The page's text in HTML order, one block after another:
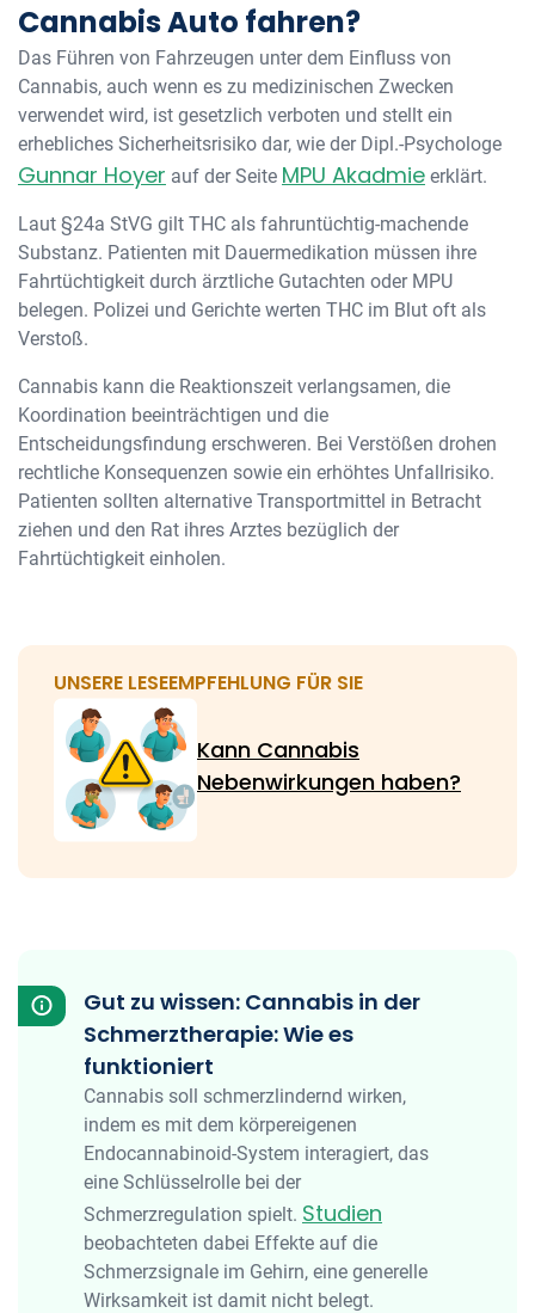
Cannabis Auto fahren?
Das Führen von Fahrzeugen unter dem Einfluss von
Cannabis, auch wenn es zu medizinischen Zwecken
verwendet wird, ist gesetzlich verboten und stellt ein
erhebliches Sicherheitsrisiko dar, wie der Dipl.-Psychologe
Gunnar Hoyer auf der Seite MPU Akadmie erklärt.
Laut §24a StVG gilt THC als fahruntüchtig-machende
Substanz. Patienten mit Dauermedikation müssen ihre
Fahrtüchtigkeit durch ärztliche Gutachten oder MPU
belegen. Polizei und Gerichte werten THC im Blut oft als
Verstoß.
Cannabis kann die Reaktionszeit verlangsamen, die
Koordination beeinträchtigen und die
Entscheidungsfindung erschweren. Bei Verstößen drohen
rechtliche Konsequenzen sowie ein erhöhtes Unfallrisiko.
Patienten sollten alternative Transportmittel in Betracht
ziehen und den Rat ihres Arztes bezüglich der
Fahrtüchtigkeit einholen.
UNSERE LESEEMPFEHLUNG FÜR SIE
Kann Cannabis
Nebenwirkungen haben?
Gut zu wissen: Cannabis in der
Schmerztherapie: Wie es
funktioniert
Cannabis soll schmerzlindernd wirken,
indem es mit dem körpereigenen
Endocannabinoid-System interagiert, das
eine Schlüsselrolle bei der
Schmerzregulation spielt. Studien
beobachteten dabei Effekte auf die
Schmerzsignale im Gehirn, eine generelle
Wirksamkeit ist damit nicht belegt.